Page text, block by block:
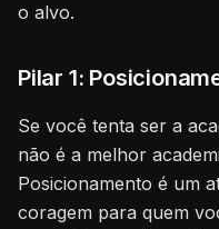
o alvo.
Pilar 1:
Se você tenta ser a
não é a melhor
Posicionamento é um
coragem para quem